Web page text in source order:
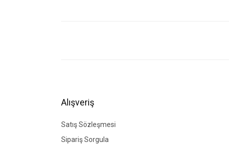
Ürün fiyatı diğer sitelerden daha pahalı.
Bu ürüne benzer farklı alternatifler olmalı.
Alışveriş
Satış Sözleşmesi
Sipariş Sorgula